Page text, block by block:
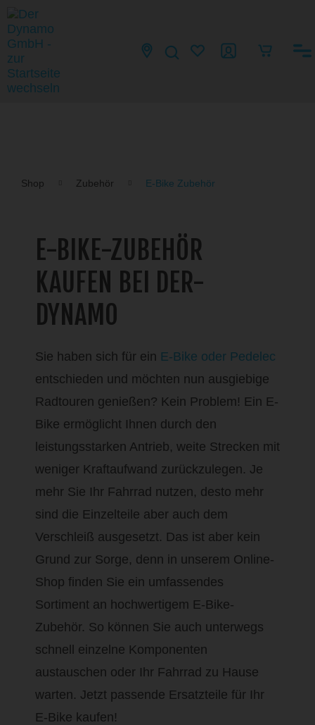
Shop Zubehör E-Bike Zubehör
E-BIKE-ZUBEHÖR
KAUFEN BEI DER-
DYNAMO
Sie haben sich für ein E-Bike oder Pedelec
entschieden und möchten nun ausgiebige
Radtouren genießen? Kein Problem! Ein E-
Bike ermöglicht Ihnen durch den
leistungsstarken Antrieb, weite Strecken mit
weniger Kraftaufwand zurückzulegen. Je
mehr Sie Ihr Fahrrad nutzen, desto mehr
sind die Einzelteile aber auch dem
Verschleiß ausgesetzt. Das ist aber kein
Grund zur Sorge, denn in unserem Online-
Shop finden Sie ein umfassendes
Sortiment an hochwertigem E-Bike-
Zubehör. So können Sie auch unterwegs
schnell einzelne Komponenten
austauschen oder Ihr Fahrrad zu Hause
warten. Jetzt passende Ersatzteile für Ihr
E-Bike kaufen!